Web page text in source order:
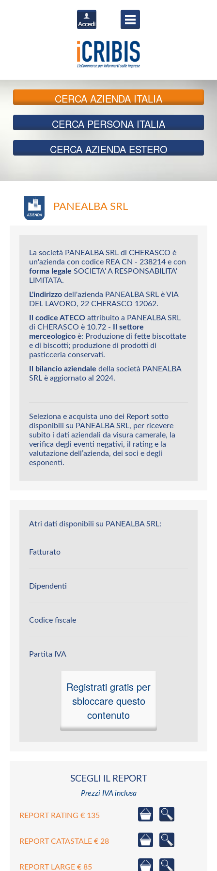
CERCAAZIENDA ITALIA
CERCA PERSONA ITALIA
CERCA AZIENDA ESTERO
PANEALBA SRL
La società PANEALBA SRL di CHERASCO è
un'azienda con codice REA CN - 238214 e con
forma legale SOCIETA' A RESPONSABILITA'
LIMITATA.
L'indirizzo dell'azienda PANEALBA SRL è VIA
DEL LAVORO, 22 CHERASCO 12062.
Il codice ATECO attribuito a PANEALBA SRL
di CHERASCO è 10.72 - Il settore
merceologico è: Produzione di fette biscottate
e di biscotti; produzione di prodotti di
pasticceria conservati.
Il bilancio aziendale della società PANEALBA
SRL è aggiornato al 2024.
Seleziona e acquista uno dei Report sotto
disponibili su PANEALBA SRL, per ricevere
subito i dati aziendali da visura camerale, la
verifica degli eventi negativi, il rating e la
valutazione dell’azienda, dei soci e degli
esponenti.
Atri dati disponibili su PANEALBA SRL:
Fatturato
Dipendenti
Codice fiscale
Partita IVA
Registrati gratis per
sbloccare questo
contenuto
SCEGLI IL REPORT
Prezzi IVA inclusa
REPORT RATING € 135
REPORT CATASTALE € 28
REPORT LARGE € 85